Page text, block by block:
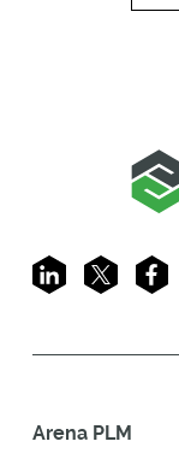
LinkedIn
X
Arena PLM